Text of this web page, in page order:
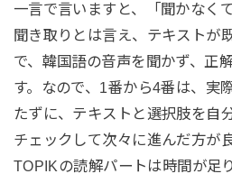
一言で言いますと、「聞かなく
聞き取りとは言え、テキストが
で、韓国語の音声を聞かず、正
す。なので、1番から4番は、実
たずに、テキストと選択肢を自
チェックして次々に進んだ方が
TOPIKの読解パートは時間が足